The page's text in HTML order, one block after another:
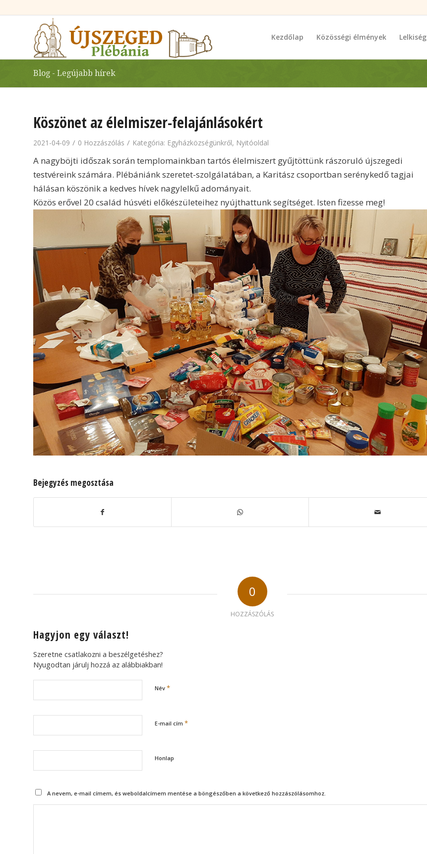
Kezdőlap Közösségi élmények Lelkiség
Blog - Legújabb hírek
Köszönet az élelmiszer-felajánlásokért
2021-04-09 / 0 Hozzászólás / Kategória: Egyházközségünkről, Nyitóoldal
A nagyböjti időszak során templomainkban tartós élelmiszert gyűjtöttünk rászoruló újszegedi
testvéreink számára. Plébániánk szeretet-szolgálatában, a Karitász csoportban serénykedő tagjai
hálásan köszönik a kedves hívek nagylelkű adományait.
Közös erővel 20 család húsvéti előkészületeihez nyújthattunk segítséget. Isten fizesse meg!
Bejegyzés megosztása
0
HOZZÁSZÓLÁS
Hagyjon egy választ!
Szeretne csatlakozni a beszélgetéshez?
Nyugodtan járulj hozzá az alábbiakban!
Név *
E-mail cím *
Honlap
A nevem, e-mail címem, és weboldalcímem mentése a böngészőben a következő hozzászólásomhoz.